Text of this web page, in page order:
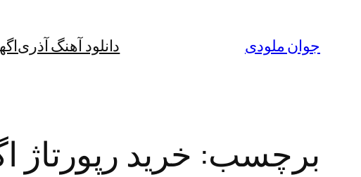
جوان ملودی دانلود آهنگ آذری
برچسب: خرید رپورتاژ